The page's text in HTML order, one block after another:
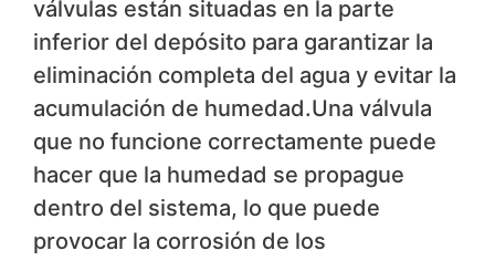
válvulas están situadas en la parte
inferior del depósito para garantizar la
eliminación completa del agua y evitar la
acumulación de humedad.Una válvula
que no funcione correctamente puede
hacer que la humedad se propague
dentro del sistema, lo que puede
provocar la corrosión de los